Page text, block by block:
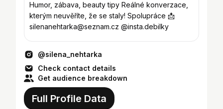
Humor, zábava, beauty tipy Reálné konverzace,
kterým neuvěříte, že se staly! Spolupráce 📩
silenanehtarka@seznam.cz @insta.debilky
@silena_nehtarka
Check contact details
Get audience breakdown
Full Profile Data